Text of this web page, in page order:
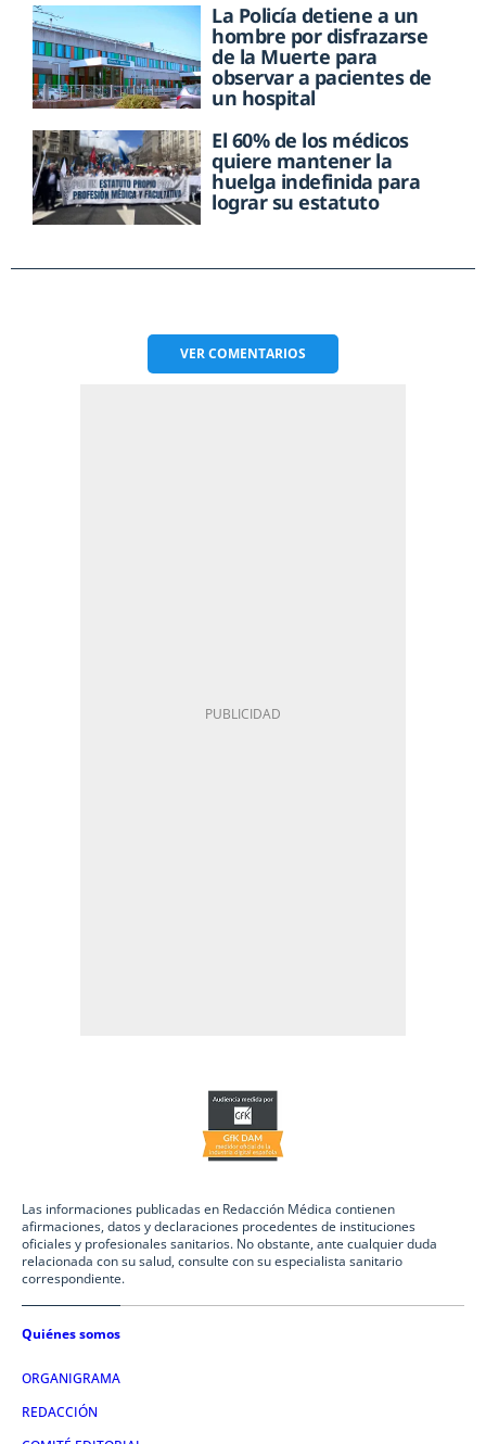
La Policía detiene a un
hombre por disfrazarse
de la Muerte para
observar a pacientes de
un hospital
El 60% de los médicos
quiere mantener la
huelga indefinida para
lograr su estatuto
VERCOMENTARIOS
Las informaciones publicadas en Redacción Médica contienen
afirmaciones, datos y declaraciones procedentes de instituciones
oficiales y profesionales sanitarios. No obstante, ante cualquier duda
relacionada con su salud, consulte con su especialista sanitario
correspondiente.
Quiénes somos
ORGANIGRAMA
REDACCIÓN